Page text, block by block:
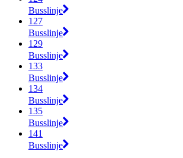
Busslinje
127
Busslinje
129
Busslinje
133
Busslinje
134
Busslinje
135
Busslinje
141
Busslinje